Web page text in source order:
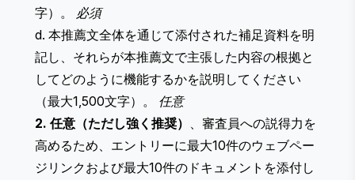
字）。 必須
d. 本推薦文全体を通じて添付された補足資料を明
記し、それらが本推薦文で主張した内容の根拠と
してどのように機能するかを説明してください
（最大1,500文字）。 任意
2. 任意（ただし強く推奨） 、審査員への説得力を
高めるため、エントリーに最大10件のウェブペー
ジリンクおよび最大10件のドキュメントを添付し